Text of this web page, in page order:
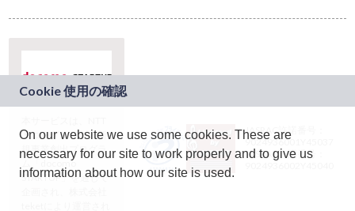
ドコモグループの新
規事業創出プログラ
ム「docomo
STARTUP」を通じて
JASRAC許諾番号：
9024936001Y45037
JASRAC許諾番号：
On our website we use some cookies. These are
necessary for our site to work properly and to give us
information about how our site is used.